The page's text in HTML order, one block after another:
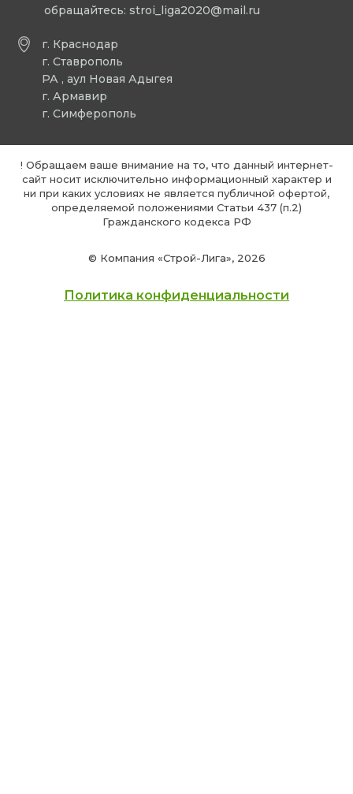
г. Краснодар
г. Ставрополь
РА , аул Новая Адыгея
г. Армавир
г. Симферополь
обращайтесь: stroi_liga2020@mail.ru
© Компания «Строй-Лига», 2026
! Обращаем ваше внимание на то, что данный интернет-
сайт носит исключительно информационный характер и
ни при каких условиях не является публичной офертой,
определяемой положениями Статьи 437 (п.2)
Гражданского кодекса РФ
Политика конфиденциальности